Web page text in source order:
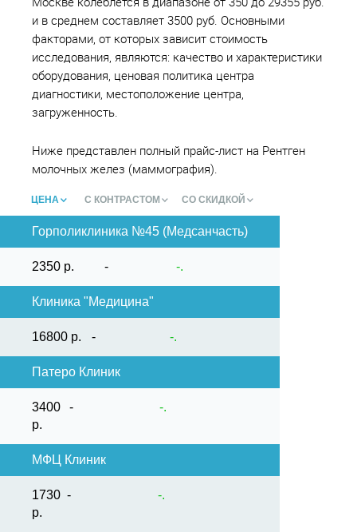
и в среднем составляет 3500 руб. Основными
факторами, от которых зависит стоимость
исследования, являются: качество и характеристики
оборудования, ценовая политика центра
диагностики, местоположение центра,
загруженность.
Ниже представлен полный прайс-лист на Рентген
молочных желез (маммография).
ЦЕНА С КОНТРАСТОМ СО СКИДКОЙ
Горполиклиника №45 (Медсанчасть)
2350 р. - -.
Клиника "Медицина"
16800 р. - -.
Патеро Клиник
3400
р.
- -.
МФЦ Клиник
1730
р.
- -.